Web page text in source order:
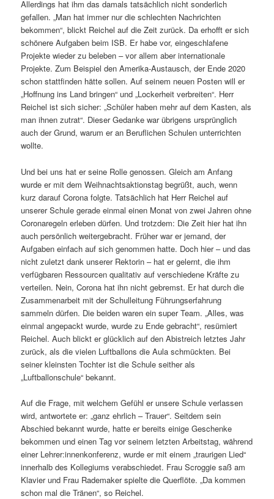
Allerdings hat ihm das damals tatsächlich nicht sonderlich
gefallen. „Man hat immer nur die schlechten Nachrichten
bekommen“, blickt Reichel auf die Zeit zurück. Da erhofft er sich
schönere Aufgaben beim ISB. Er habe vor, eingeschlafene
Projekte wieder zu beleben – vor allem aber internationale
Projekte. Zum Beispiel den Amerika-Austausch, der Ende 2020
schon stattfinden hätte sollen. Auf seinem neuen Posten will er
„Hoffnung ins Land bringen“ und „Lockerheit verbreiten“. Herr
Reichel ist sich sicher: „Schüler haben mehr auf dem Kasten, als
man ihnen zutrat“. Dieser Gedanke war übrigens ursprünglich
auch der Grund, warum er an Beruflichen Schulen unterrichten
wollte.
Und bei uns hat er seine Rolle genossen. Gleich am Anfang
wurde er mit dem Weihnachtsaktionstag begrüßt, auch, wenn
kurz darauf Corona folgte. Tatsächlich hat Herr Reichel auf
unserer Schule gerade einmal einen Monat von zwei Jahren ohne
Coronaregeln erleben dürfen. Und trotzdem: Die Zeit hier hat ihn
auch persönlich weitergebracht. Früher war er jemand, der
Aufgaben einfach auf sich genommen hatte. Doch hier – und das
nicht zuletzt dank unserer Rektorin – hat er gelernt, die ihm
verfügbaren Ressourcen qualitativ auf verschiedene Kräfte zu
verteilen. Nein, Corona hat ihn nicht gebremst. Er hat durch die
Zusammenarbeit mit der Schulleitung Führungserfahrung
sammeln dürfen. Die beiden waren ein super Team. „Alles, was
einmal angepackt wurde, wurde zu Ende gebracht“, resümiert
Reichel. Auch blickt er glücklich auf den Abistreich letztes Jahr
zurück, als die vielen Luftballons die Aula schmückten. Bei
seiner kleinsten Tochter ist die Schule seither als
„Luftballonschule“ bekannt.
Auf die Frage, mit welchem Gefühl er unsere Schule verlassen
wird, antwortete er: „ganz ehrlich – Trauer“. Seitdem sein
Abschied bekannt wurde, hatte er bereits einige Geschenke
bekommen und einen Tag vor seinem letzten Arbeitstag, während
einer Lehrer:innenkonferenz, wurde er mit einem „traurigen Lied“
innerhalb des Kollegiums verabschiedet. Frau Scroggie saß am
Klavier und Frau Rademaker spielte die Querflöte. „Da kommen
schon mal die Tränen“, so Reichel.